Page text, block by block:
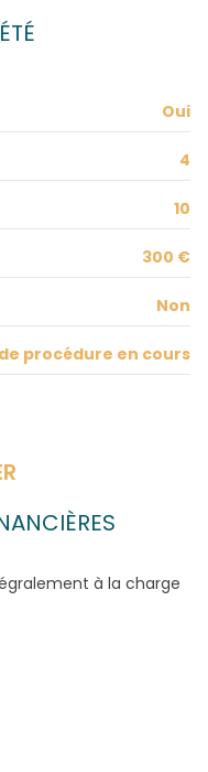
Oui
4
10
300 €
Non
procédure en cours
à la charge